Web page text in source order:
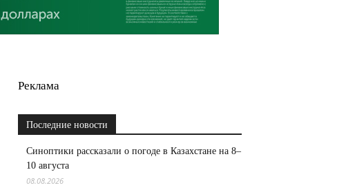
Реклама
Последние новости
Синоптики рассказали о погоде в Казахстане на 8–
10 августа
08.08.2026